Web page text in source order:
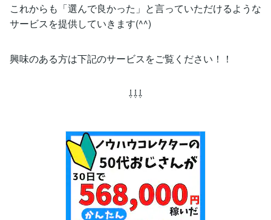
これからも「選んで良かった」と言っていただけるような
サービスを提供していきます(^^)
興味のある方は下記のサービスをご覧ください！！
⇩⇩⇩